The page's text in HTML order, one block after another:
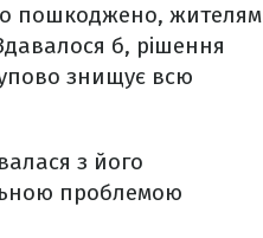
пошкоджено, жителям
б, рішення
знищує всю
з його
проблемою